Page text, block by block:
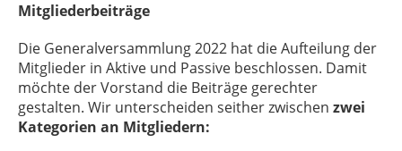
Mitgliederbeiträge
Die Generalversammlung 2022 hat die Aufteilung der
Mitglieder in Aktive und Passive beschlossen. Damit
möchte der Vorstand die Beiträge gerechter
gestalten. Wir unterscheiden seither zwischen zwei
Kategorien an Mitgliedern: